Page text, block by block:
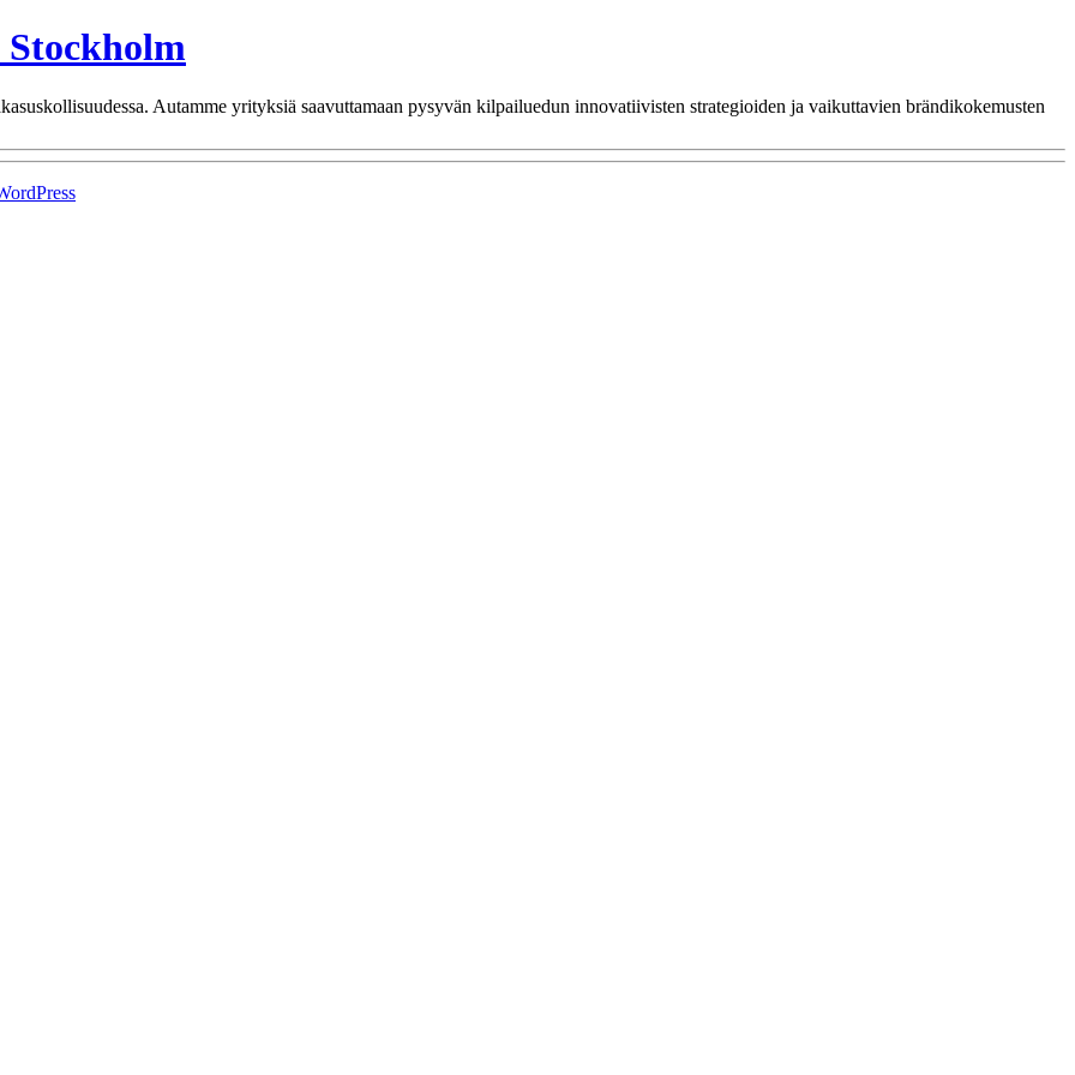
Stockholm
Autamme yrityksiä saavuttamaan pysyvän kilpailuedun innovatiivisten strategioiden ja vaikuttavien brändikokemusten